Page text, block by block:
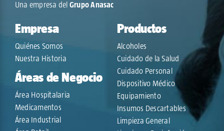
Una empresa del Grupo Anasac
Empresa
Quiénes Somos
Nuestra Historia
Áreas de Negocio
Área Hospitalaria
Medicamentos
Área Industrial
Productos
Alcoholes
Cuidado de la Salud
Cuidado Personal
Dispositivo Médico
Equipamiento
Insumos Descartables
Limpieza General